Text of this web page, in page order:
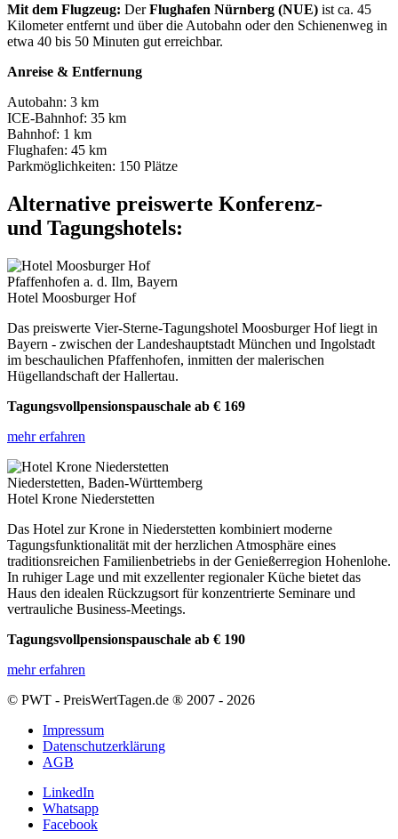
Mit dem Flugzeug: DerFlughafen Nürnberg (NUE) ist ca. 45
Kilometer entfernt und über die Autobahn oder den Schienenweg in
etwa 40 bis 50 Minuten gut erreichbar.
Anreise & Entfernung
Autobahn: 3 km
ICE-Bahnhof: 35 km
Bahnhof: 1 km
Flughafen: 45 km
Parkmöglichkeiten: 150 Plätze
Alternative preiswerte Konferenz-
und Tagungshotels:
Pfaffenhofen a. d. Ilm, Bayern
Hotel Moosburger Hof
Das preiswerte Vier-Sterne-Tagungshotel Moosburger Hof liegt in
Bayern - zwischen der Landeshauptstadt München und Ingolstadt
im beschaulichen Pfaffenhofen, inmitten der malerischen
Hügellandschaft der Hallertau.
Tagungsvollpensionspauschale ab € 169
mehr erfahren
Niederstetten, Baden-Württemberg
Hotel Krone Niederstetten
Das Hotel zur Krone in Niederstetten kombiniert moderne
Tagungsfunktionalität mit der herzlichen Atmosphäre eines
traditionsreichen Familienbetriebs in der Genießerregion Hohenlohe.
In ruhiger Lage und mit exzellenter regionaler Küche bietet das
Haus den idealen Rückzugsort für konzentrierte Seminare und
vertrauliche Business-Meetings.
Tagungsvollpensionspauschale ab € 190
mehr erfahren
© PWT - PreisWertTagen.de ® 2007 - 2026
Impressum
Datenschutzerklärung
AGB
LinkedIn
Whatsapp
Facebook